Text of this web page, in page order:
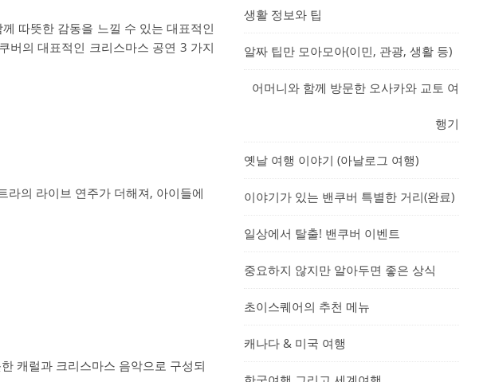
따뜻한 감동을 느낄 수 있는 대표적인
버의 대표적인 크리스마스 공연 3 가지
라의 라이브 연주가 더해져, 아이들에
캐럴과 크리스마스 음악으로 구성되
생활 정보와 팁
알짜 팁만 모아모아(이민, 관광, 생활 등)
어머니와 함께 방문한 오사카와 교토 여
행기
옛날 여행 이야기 (아날로그 여행)
이야기가 있는 밴쿠버 특별한 거리(완료)
일상에서 탈출! 밴쿠버 이벤트
중요하지 않지만 알아두면 좋은 상식
초이스퀘어의 추천 메뉴
캐나다 & 미국 여행